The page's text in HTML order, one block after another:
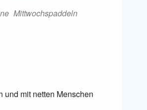
Mittwochspaddeln
und mit netten Menschen